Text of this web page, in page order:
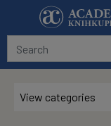
Skip to main content
View categories